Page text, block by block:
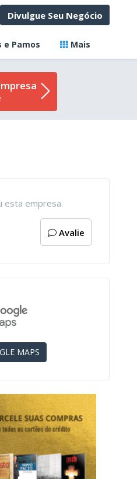
Divulgue Seu Negócio
e Pamos Mais
esta empresa.
Avalie
MAPS